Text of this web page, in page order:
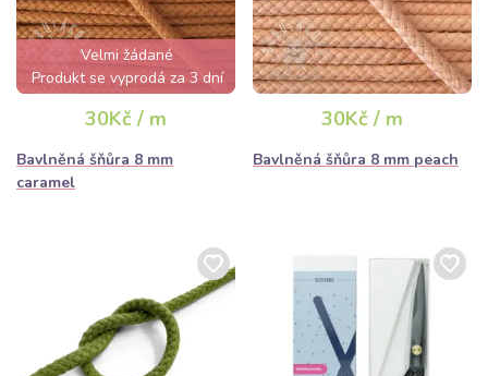
Velmi žádané
Produkt se vyprodá za 3 dní
30Kč / m
Bavlněná šňůra 8 mm
caramel
30Kč / m
Bavlněná šňůra 8 mm peach